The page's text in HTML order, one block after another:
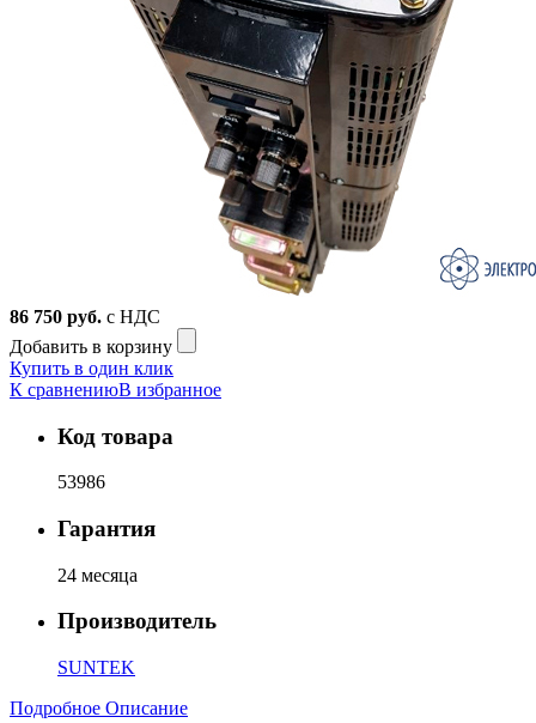
86 750 руб. с НДС
Добавить в корзину
Купить в один клик
К сравнениюВ избранное
Код товара
53986
Гарантия
24 месяца
Производитель
SUNTEK
Подробное Описание